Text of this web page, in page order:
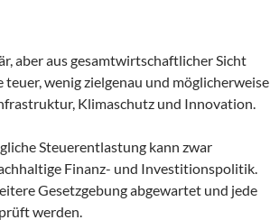
aber aus gesamtwirtschaftlicher Sicht
wenig zielgenau und möglicherweise
Klimaschutz und Innovation.
Steuerentlastung kann zwar
Finanz- und Investitionspolitik.
Gesetzgebung abgewartet und jede
werden.